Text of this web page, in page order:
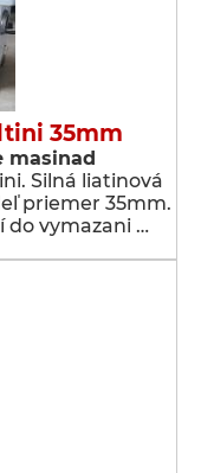
35mm
masinad
Silná liatinová
priemer 35mm.
do vymazani …